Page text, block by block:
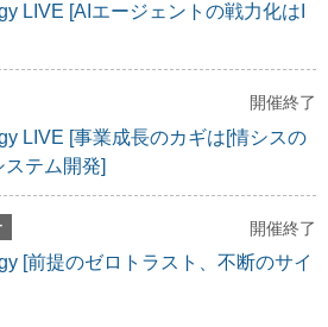
LIVE [AIエージェントの戦力化はI
開催終了
LIVE [事業成長のカギは[情シスの
テム開発]
開催終了
[前提のゼロトラスト、不断のサイ